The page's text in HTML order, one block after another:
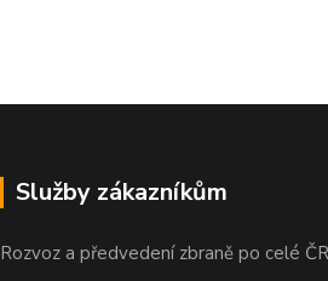
Služby zákazníkům
Rozvoz a předvedení zbraně po celé ČR